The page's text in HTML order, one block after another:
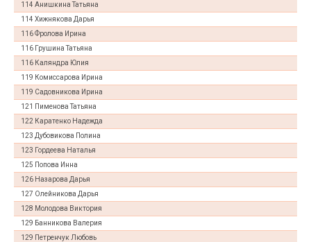
114 Анишкина Татьяна
114 Хижнякова Дарья
116 Фролова Ирина
116 Грушина Татьяна
116 Каляндра Юлия
119 Комиссарова Ирина
119 Садовникова Ирина
121 Пименова Татьяна
122 Каратенко Надежда
123 Дубовикова Полина
123 Гордеева Наталья
125 Попова Инна
126 Назарова Дарья
127 Олейникова Дарья
128 Молодова Виктория
129 Банникова Валерия
129 Петренчук Любовь